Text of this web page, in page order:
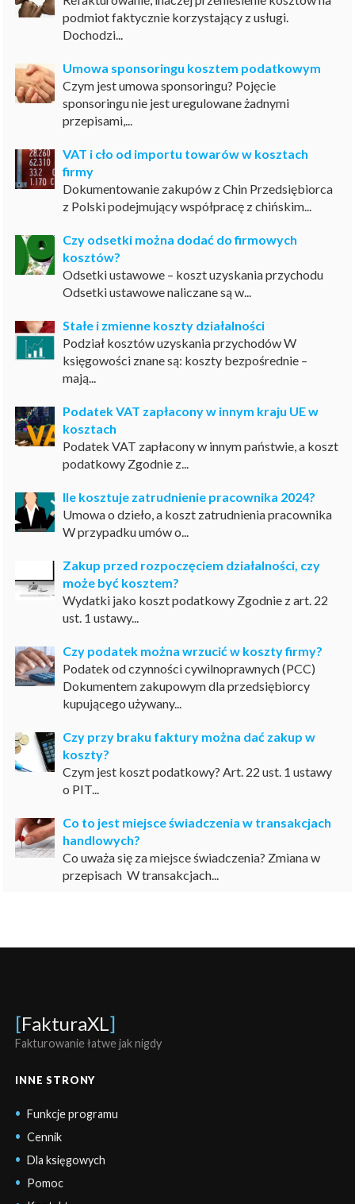
podmiot faktycznie korzystający z usługi.
Dochodzi...
Umowa sponsoringu kosztem podatkowym
Czym jest umowa sponsoringu? Pojęcie
sponsoringu nie jest uregulowane żadnymi
przepisami,...
VAT i cło od importu towarów w kosztach
firmy
Dokumentowanie zakupów z Chin Przedsiębiorca
z Polski podejmujący współpracę z chińskim...
Czy odsetki można dodać do firmowych
kosztów?
Odsetki ustawowe – koszt uzyskania przychodu
Odsetki ustawowe naliczane są w...
Stałe i zmienne koszty działalności
Podział kosztów uzyskania przychodów W
księgowości znane są: koszty bezpośrednie –
mają...
Podatek VAT zapłacony w innym kraju UE w
kosztach
Podatek VAT zapłacony w innym państwie, a koszt
podatkowy Zgodnie z...
Ile kosztuje zatrudnienie pracownika 2024?
Umowa o dzieło, a koszt zatrudnienia pracownika
W przypadku umów o...
Zakup przed rozpoczęciem działalności, czy
może być kosztem?
Wydatki jako koszt podatkowy Zgodnie z art. 22
ust. 1 ustawy...
Czy podatek można wrzucić w koszty firmy?
Podatek od czynności cywilnoprawnych (PCC)
Dokumentem zakupowym dla przedsiębiorcy
kupującego używany...
Czy przy braku faktury można dać zakup w
koszty?
Czym jest koszt podatkowy? Art. 22 ust. 1 ustawy
o PIT...
Co to jest miejsce świadczenia w transakcjach
handlowych?
Co uważa się za miejsce świadczenia? Zmiana w
przepisach W transakcjach...
[FakturaXL ]
Fakturowanie łatwe jak nigdy
INNE STRONY
Funkcje programu
Cennik
Dla księgowych
Pomoc